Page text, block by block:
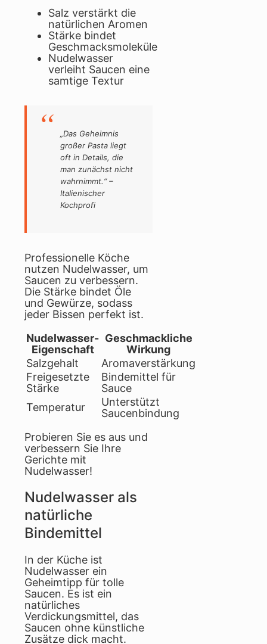
Salz verstärkt die
natürlichen Aromen
Stärke bindet
Geschmacksmoleküle
Nudelwasser
verleiht Saucen eine
samtige Textur
„Das Geheimnis
großer Pasta liegt
oft in Details, die
man zunächst nicht
wahrnimmt.“ –
Italienischer
Kochprofi
Professionelle Köche
nutzen Nudelwasser, um
Saucen zu verbessern.
Die Stärke bindet Öle
und Gewürze, sodass
jeder Bissen perfekt ist.
Nudelwasser-
Eigenschaft
Geschmackliche
Wirkung
Salzgehalt
Aromaverstärkung
Freigesetzte
Stärke
Bindemittel für
Sauce
Temperatur
Unterstützt
Saucenbindung
Probieren Sie es aus und
verbessern Sie Ihre
Gerichte mit
Nudelwasser!
Nudelwasser als
natürliche
Bindemittel
In der Küche ist
Nudelwasser ein
Geheimtipp für tolle
Saucen. Es ist ein
natürliches
Verdickungsmittel, das
Saucen ohne künstliche
Zusätze dick macht.